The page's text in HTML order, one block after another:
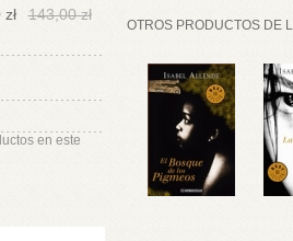
143,00 zł
en este
OTROS PRODUCTOS DE